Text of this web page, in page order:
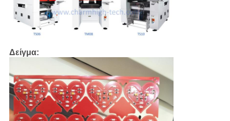
Δείγμα: